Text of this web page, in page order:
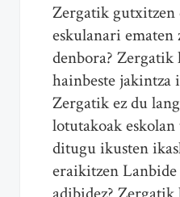
Zergatik
eskulanari
denbora? Zergatik
hainbeste jakintza
Zergatik ez du
lotutakoak
ditugu ikusten
eraikitzen